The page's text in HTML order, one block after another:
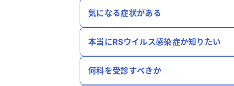
気になる症状がある
本当にRSウイルス感染症か知りたい
何科を受診すべきか